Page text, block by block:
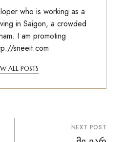
who is working as a
in Saigon, a crowded
I am promoting
sneeit.com
ALL POSTS
NEXT POST